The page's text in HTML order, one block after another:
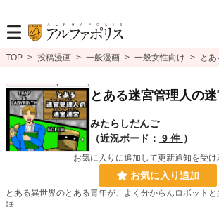
TOP > 投稿漫画 > 一般漫画 > 一般女性向け > と
一般女性向け 連載中 とある迷宮管理人の
みたらしだんご
（近況ボード： 9 件 ）
お気に入りに追加して更新通知を受け
お気に入り追加
とある異世界のとある青年が、よく分からんロボット